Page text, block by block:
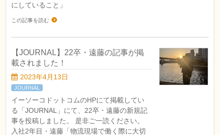
にしていること」
この記事を読む
【JOURNAL】22卒・遠藤の記事が掲
載されました！
2023年4月13日
JOURNAL
イーソーコドットコムのHPにて掲載してい
る「JOURNAL」にて、22卒・遠藤の新規記
事を投稿しました。 是非ご一読ください。
入社2年目・遠藤「物流現場で働く際に大切